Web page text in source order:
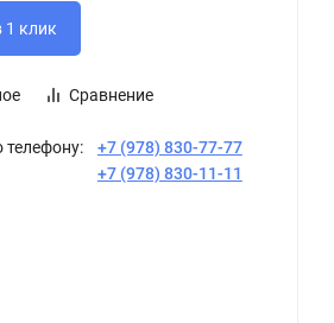
Сравнение
телефону:
+7 (978) 830-77-77
+7 (978) 830-11-11